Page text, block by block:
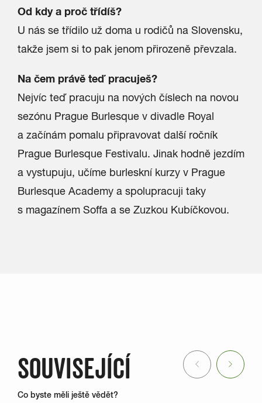
Od kdy a proč třídíš?
U nás se třídilo už doma u rodičů na Slovensku,
takže jsem si to pak jenom přirozeně převzala.
Na čem právě teď pracuješ?
Nejvíc teď pracuju na nových číslech na novou
sezónu Prague Burlesque v divadle Royal
a začínám pomalu připravovat další ročník
Prague Burlesque Festivalu. Jinak hodně jezdím
a vystupuju, učíme burleskní kurzy v Prague
Burlesque Academy a spolupracuji taky
s magazínem Soffa a se Zuzkou Kubíčkovou.
SOUVISEJÍCÍ
Co byste měli ještě vědět?
Previous Next